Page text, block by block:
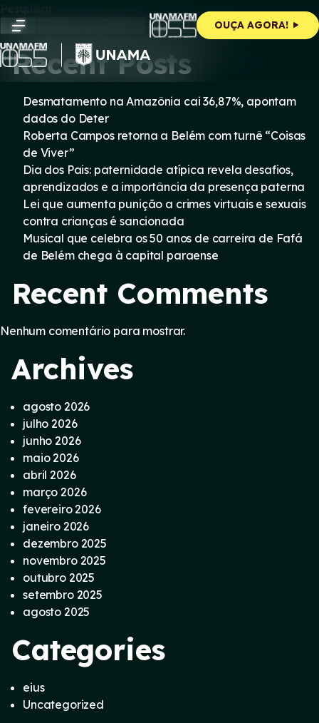
content
OUÇA AGORA!
Pesquisar
Pesquisar
Recent Posts
Desmatamento na Amazônia cai 36,87%, apontam
dados do Deter
Roberta Campos retorna a Belém com turnê “Coisas
de Viver”
Dia dos Pais: paternidade atípica revela desafios,
aprendizados e a importância da presença paterna
Lei que aumenta punição a crimes virtuais e sexuais
contra crianças é sancionada
Musical que celebra os 50 anos de carreira de Fafá
de Belém chega à capital paraense
Recent Comments
Nenhum comentário para mostrar.
Archives
agosto 2026
julho 2026
junho 2026
maio 2026
abril 2026
março 2026
fevereiro 2026
janeiro 2026
dezembro 2025
novembro 2025
outubro 2025
setembro 2025
agosto 2025
Categories
eius
Uncategorized